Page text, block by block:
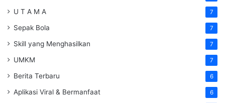
U T A M A 7
Sepak Bola 7
Skill yang Menghasilkan 7
UMKM 7
Berita Terbaru 6
Aplikasi Viral & Bermanfaat 6